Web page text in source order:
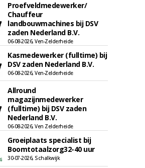
Proefveldmedewerker/
Chauffeur
landbouwmachines bij DSV
zaden Nederland B.V.
06-08-2026, Ven-Zelderheide
Kasmedewerker (fulltime) bij
DSV zaden Nederland B.V.
06-08-2026, Ven-Zelderheide
Allround
magazijnmedewerker
(fulltime) bij DSV zaden
Nederland B.V.
06-08-2026, Ven Zelderheide
Groeiplaats specialist bij
Boomtotaalzorg32-40 uur
30-07-2026, Schalkwijk